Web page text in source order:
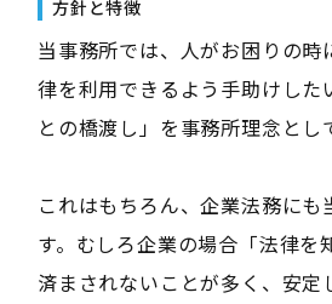
方針と特徴
当事務所では、人がお困りの時
律を利用できるよう手助けした
との橋渡し」を事務所理念とし
これはもちろん、企業法務にも
す。むしろ企業の場合「法律を
済まされないことが多く、安定